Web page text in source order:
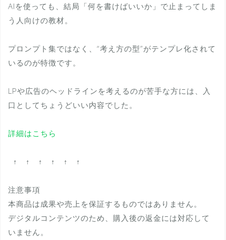
AIを使っても、結局「何を書けばいいか」で止まってしま
う人向けの教材。
プロンプト集ではなく、“考え方の型”がテンプレ化されて
いるのが特徴です。
LPや広告のヘッドラインを考えるのが苦手な方には、入
口としてちょうどいい内容でした。
詳細はこちら
↑ ↑ ↑ ↑ ↑ ↑
注意事項
本商品は成果や売上を保証するものではありません。
デジタルコンテンツのため、購入後の返金には対応して
いません。